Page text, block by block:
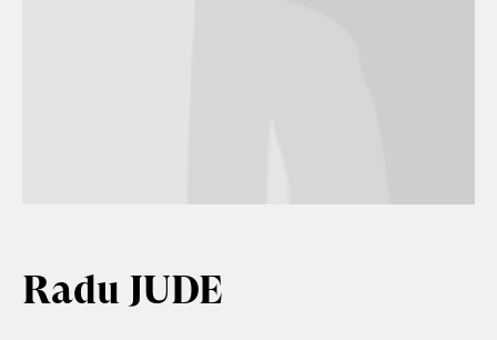
Scolaire
Radu JUDE